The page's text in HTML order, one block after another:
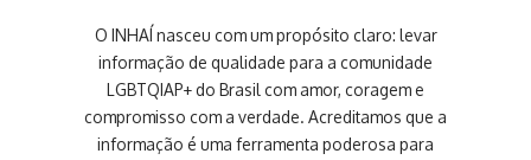
O INHAÍ nasceu com um propósito claro: levar
informação de qualidade para a comunidade
LGBTQIAP+ do Brasil com amor, coragem e
compromisso com a verdade. Acreditamos que a
informação é uma ferramenta poderosa para